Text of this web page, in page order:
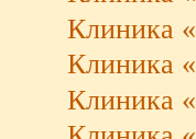
Клиника
Клиника
Клиника